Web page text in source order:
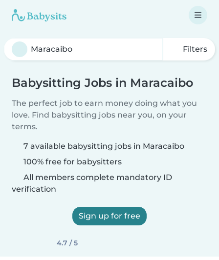
Filters
Babysitting Jobs in Maracaibo
The perfect job to earn money doing what you
love. Find babysitting jobs near you, on your
terms.
7 available babysitting jobs in Maracaibo
100% free for babysitters
All members complete mandatory ID
verification
Sign up for free
4.7 / 5